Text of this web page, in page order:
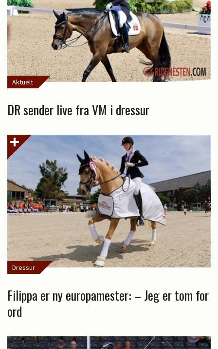
Aktuelt
DR sender live fra VM i dressur
Dressur
Filippa er ny europamester: – Jeg er tom for
ord